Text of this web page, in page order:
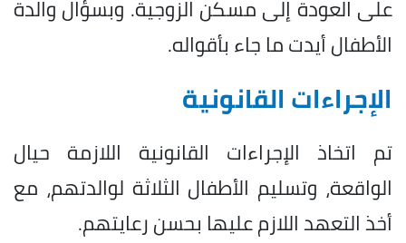
على العودة إلى مسكن الزوجية. وبسؤال والدة
الأطفال أيدت ما جاء بأقواله.
الإجراءات القانونية
تم اتخاذ الإجراءات القانونية اللازمة حيال
الواقعة، وتسليم الأطفال الثلاثة لوالدتهم، مع
أخذ التعهد اللازم عليها بحسن رعايتهم.